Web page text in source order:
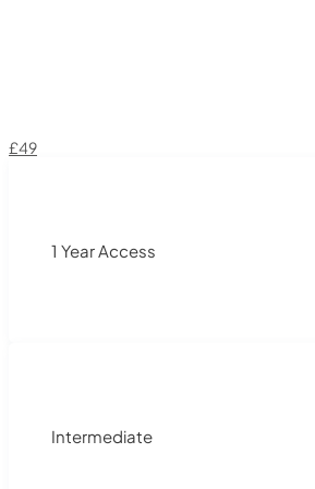
£49
1 Year Access
Intermediate